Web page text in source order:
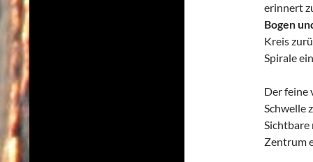
erinnert
Bogen
Kreis
Spirale
Der feine
Schwelle
Sichtbare
Zentrum